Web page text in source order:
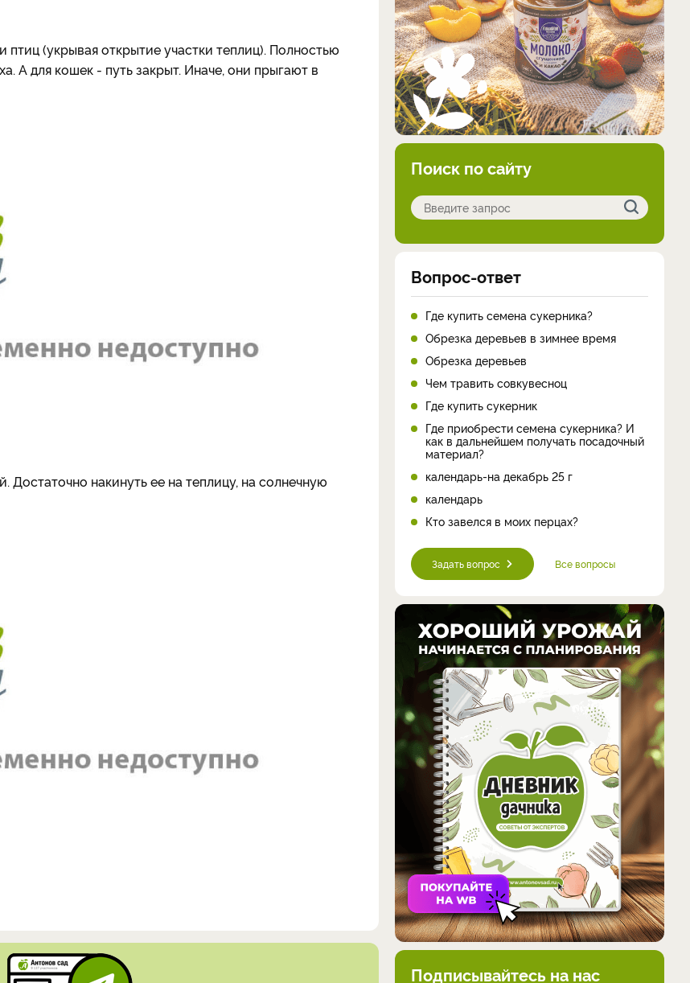
птиц (укрывая открытие участки теплиц). Полностью
А для кошек - путь закрыт. Иначе, они прыгают в
накинуть ее на теплицу, на солнечную
Поиск по сайту
Вопрос-ответ
Где купить семена сукерника?
Обрезка деревьев в зимнее время
Обрезка деревьев
Чем травить совкувесноц
Где купить сукерник
Где приобрести семена сукерника? И
как в дальнейшем получать посадочный
материал?
календарь-на декабрь 25 г
календарь
Кто завелся в моих перцах?
Задать вопрос Все вопросы
Подписывайтесь на нас